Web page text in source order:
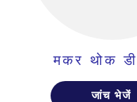
मकर थोक
जांच भेजें